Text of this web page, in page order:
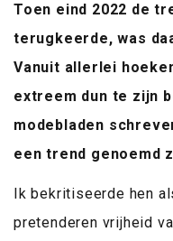
Toen eind 2022 de
terugkeerde, was
Vanuit allerlei
extreem dun te zijn
modebladen
een trend genoemd
Ik bekritiseerde hen
pretenderen vrijheid